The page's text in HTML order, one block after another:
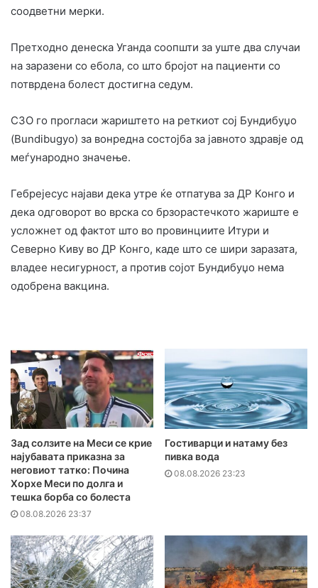
соодветни мерки.
Претходно денеска Уганда соопшти за уште два случаи
на заразени со ебола, со што бројот на пациенти со
потврдена болест достигна седум.
СЗО го прогласи жариштето на реткиот сој Бундибуџо
(Bundibugyo) за вонредна состојба за јавното здравје од
меѓународно значење.
Гебрејесус најави дека утре ќе отпатува за ДР Конго и
дека одговорот во врска со брзорастечкото жариште е
усложнет од фактот што во провинциите Итури и
Северно Киву во ДР Конго, каде што се шири заразата,
владее несигурност, а против сојот Бундибуџо нема
одобрена вакцина.
Зад солзите на Меси се крие
најубавата приказна за
неговиот татко: Почина
Хорхе Меси по долга и
тешка борба со болеста
08.08.2026 23:37
Гостиварци и натаму без
пивка вода
08.08.2026 23:23